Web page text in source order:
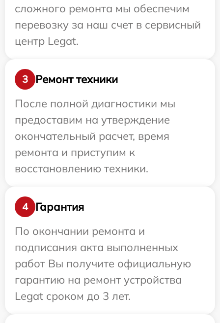
сложного ремонта мы обеспечим
перевозку за наш счет в сервисный
центр Legat.
3
Ремонт техники
После полной диагностики мы
предоставим на утверждение
окончательный расчет, время
ремонта и приступим к
восстановлению техники.
4
Гарантия
По окончании ремонта и
подписания акта выполненных
работ Вы получите официальную
гарантию на ремонт устройства
Legat сроком до 3 лет.